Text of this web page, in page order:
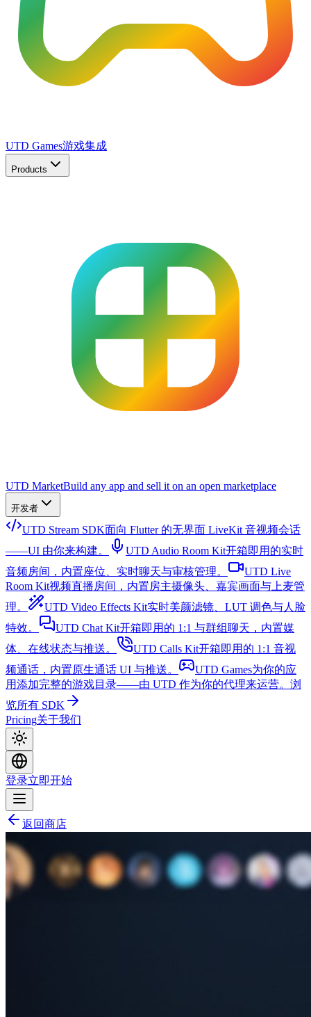
UTD Games游戏集成
Products
UTD MarketBuild any app and sell it on an open marketplace
开发者
UTD Stream SDK面向 Flutter 的无界面 LiveKit 音视频会话
——UI 由你来构建。
UTD Audio Room Kit开箱即用的实时
音频房间，内置座位、实时聊天与审核管理。
UTD Live
Room Kit视频直播房间，内置房主摄像头、嘉宾画面与上麦管
理。
UTD Video Effects Kit实时美颜滤镜、LUT 调色与人脸
特效。
UTD Chat Kit开箱即用的 1:1 与群组聊天，内置媒
体、在线状态与推送。
UTD Calls Kit开箱即用的 1:1 音视
频通话，内置原生通话 UI 与推送。
UTD Games为你的应
用添加完整的游戏目录——由 UTD 作为你的代理来运营。 浏
览所有 SDK
Pricing关于我们
登录立即开始
返回商店